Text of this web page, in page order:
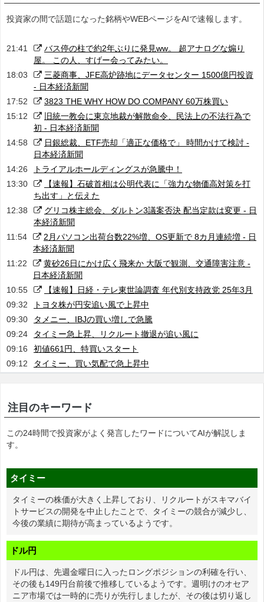
投資家の間で話題になった銘柄やWEBページをAIで速報します。
21:41
バス停の柱で約2年ぶりに発見ww。 超アナログな煽り
屋。 この人、すげー会ってみたい。
18:03
三菱商事、JFE高炉跡地にデータセンター 1500億円投資
- 日本経済新聞
17:52
3823 THE WHY HOW DO COMPANY 60万株買い
15:12
旧統一教会に東京地裁が解散命令、民法上の不法行為で
初 - 日本経済新聞
14:58
日銀総裁、ETF売却「適正な価格で」 時間かけて検討 -
日本経済新聞
14:26
トライアルホールディングスが急騰中！
13:30
【速報】石破首相は公明代表に「強力な物価高対策を打
ち出す」と伝えた
12:38
グリコ株主総会、ダルトン3議案否決 配当定款は変更 - 日
本経済新聞
11:54
2月パソコン出荷台数22%増、OS更新で 8カ月連続増 - 日
本経済新聞
11:22
黄砂26日にかけ広く飛来か 大阪で観測、交通障害注意 -
日本経済新聞
10:55
【速報】日経・テレ東世論調査 年代別支持政党 25年3月
09:32
トヨタ株が円安追い風で上昇中
09:30
タメニー、IBJの買い増しで急騰
09:24
タイミー急上昇、リクルート撤退が追い風に
09:16
初値661円、特買いスタート
09:12
タイミー、買い気配で急上昇中
注目のキーワード
この24時間で投資家がよく発言したワードについてAIが解説しま
す。
タイミー
タイミーの株価が大きく上昇しており、リクルートがスキマバイ
トサービスの開発を中止したことで、タイミーの競合が減少し、
今後の業績に期待が高まっているようです。
ドル円
ドル円は、先週金曜日に入ったロングポジションの利確を行い、
その後も149円台前後で推移しているようです。週明けのオセア
ニア市場では一時的に売りが先行しましたが、その後は切り返し